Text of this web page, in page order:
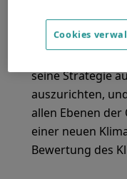
unkontrollierten
seine Strategie
auszurichten,
allen Ebenen
einer neuen
Bewertung des
Cookies